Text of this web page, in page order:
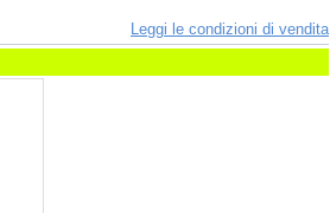
Leggi le condizioni di vendita